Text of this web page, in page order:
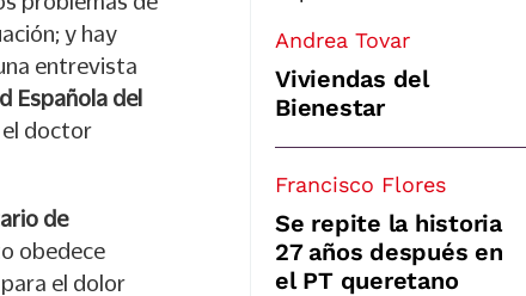
y hay
entrevista
Española del
doctor
de
obedece
para el dolor
Andrea Tovar
Viviendas del
Bienestar
Francisco Flores
Se repite la historia
27 años después en
el PT queretano